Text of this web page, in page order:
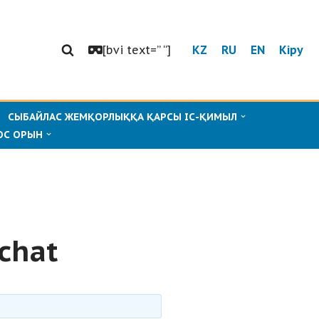
[bvi text=” “] KZ RU EN Кіру
СЫБАЙЛАС ЖЕМҚОРЛЫҚҚА ҚАРСЫ ІС-ҚИМЫЛ
ОРЫН